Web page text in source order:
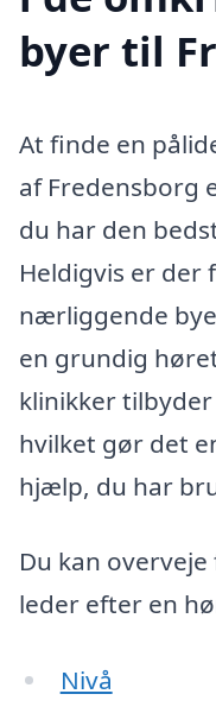
byer til
At finde en
af Fredensborg
du har den
Heldigvis er der
nærliggende
en grundig
klinikker
hvilket gør det
hjælp, du har
Du kan
leder efter en
Nivå